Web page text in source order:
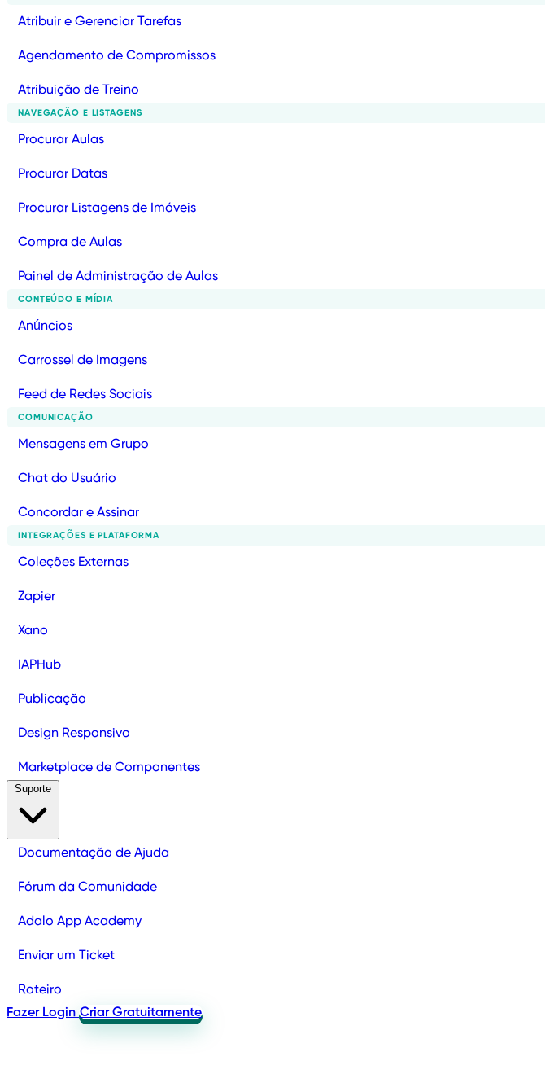
Atribuir e Gerenciar Tarefas
Agendamento de Compromissos
Atribuição de Treino
NAVEGAÇÃO E LISTAGENS
Procurar Aulas
Procurar Datas
Procurar Listagens de Imóveis
Compra de Aulas
Painel de Administração de Aulas
CONTEÚDO E MÍDIA
Anúncios
Carrossel de Imagens
Feed de Redes Sociais
COMUNICAÇÃO
Mensagens em Grupo
Chat do Usuário
Concordar e Assinar
INTEGRAÇÕES E PLATAFORMA
Coleções Externas
Zapier
Xano
IAPHub
Publicação
Design Responsivo
Marketplace de Componentes
Documentação de Ajuda
Fórum da Comunidade
Adalo App Academy
Enviar um Ticket
Roteiro
Fazer Login Criar Gratuitamente